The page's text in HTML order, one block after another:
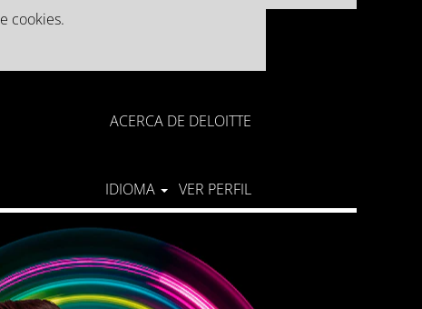
cookies.
ACERCA DE DELOITTE
IDIOMA VER PERFIL